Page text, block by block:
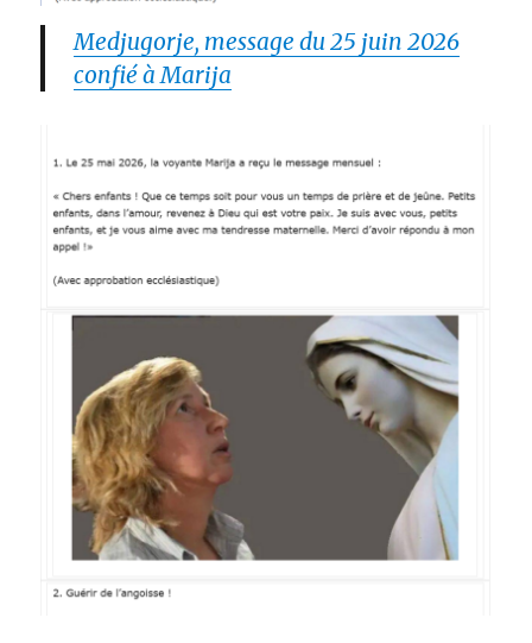
Medjugorje, message du 25 juin 2026
confié à Marija